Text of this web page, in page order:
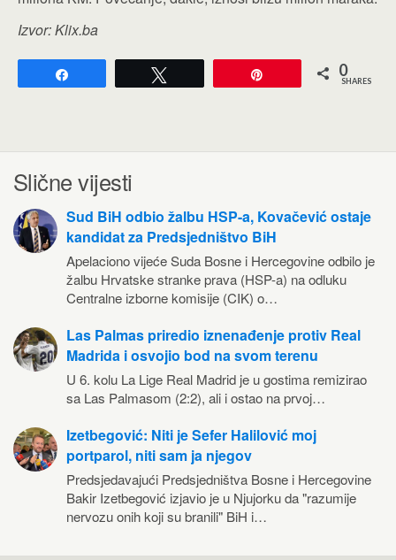
Izvor: Klix.ba
0
SHARES
Slične vijesti
Sud BiH odbio žalbu HSP-a, Kovačević ostaje
kandidat za Predsjedništvo BiH
Apelaciono vijeće Suda Bosne i Hercegovine odbilo je
žalbu Hrvatske stranke prava (HSP-a) na odluku
Centralne izborne komisije (CIK) o…
Las Palmas priredio iznenađenje protiv Real
Madrida i osvojio bod na svom terenu
U 6. kolu La Lige Real Madrid je u gostima remizirao
sa Las Palmasom (2:2), ali i ostao na prvoj…
Izetbegović: Niti je Sefer Halilović moj
portparol, niti sam ja njegov
Predsjedavajući Predsjedništva Bosne i Hercegovine
Bakir Izetbegović izjavio je u Njujorku da "razumije
nervozu onih koji su branili" BiH i…